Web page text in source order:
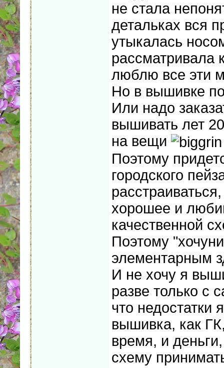
не стала
детальках вся
утыкалась
рассматривала
люблю все эти
Но в вышивке
Или надо
вышивать лет
на вещи
Поэтому
городского
хорошее и
качественной
Поэтому
элементарным
И не хочу я
разве только
что недостатки
вышивка, как
время, и
схему